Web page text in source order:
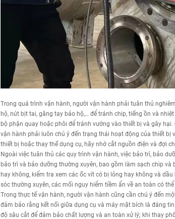
Trong quá trình vận hành, người vận hành phải tuân thủ
hộ, nút bịt tai, găng tay bảo hộ,… để tránh chip, tiếng ồn và
bộ phận quay hoặc phôi để tránh vướng vào thiết bị và gây
vận hành phải luôn chú ý đến trạng thái hoạt động của thiết bị
thiết bị hoặc thay thế dụng cụ, hãy nhớ cắt nguồn điện và đợi
Ngoài việc tuân thủ các quy trình vận hành, việc bảo trì, bảo
bảo trì và bảo dưỡng thường xuyên, bao gồm làm sạch chip
hay không, kiểm tra xem các ốc vít có bị lỏng hay không và
sóc thường xuyên, các mối nguy hiểm tiềm ẩn về an toàn có
Trong thực tế vận hành, người vận hành cũng cần chú ý đến
đảm bảo rằng kết nối giữa dụng cụ và máy mặt bích là đáng
độ sâu cắt để đảm bảo chất lượng và an toàn xử lý; khi thay